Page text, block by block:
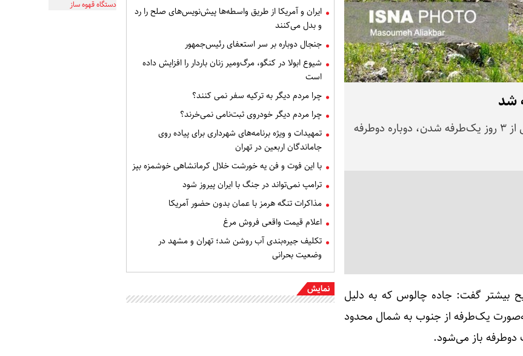
شد
رئیس پلیس راه راهور فراجا اعلام کرد: جاده چالوس پس از ۳ روز یک‌طرفه شدن، دوباره دوطرفه
بیشتر گفت: جاده چالوس که به دلیل
و وضعیت خاص در کشور، به مدت ۳ روز به‌صورت یک‌طرفه از جنوب به شمال محدود
ایران و آمریکا از طریق واسطه‌ها پیش‌نویس‌های صلح را رد
و بدل می‌کنند
جنجال دوباره بر سر استعفای رئیس‌جمهور
شیوع ابولا در کنگو، مرگ‌ومیر زنان باردار را افزایش داده
است
چرا مردم دیگر به ترکیه سفر نمی کنند؟
چرا مردم دیگر خودروی ثبت‌نامی نمی‌خرند؟
تمهیدات و ویژه برنامه‌های شهرداری برای پیاده روی
جاماندگان اربعین در تهران
با این فوت و فن یه خورشت خلال کرمانشاهی خوشمزه بپز
ترامپ نمی‌تواند در جنگ با ایران پیروز شود
مذاکرات تنگه هرمز با عمان بدون حضور آمریکا
اعلام قیمت واقعی فروش مرغ
تکلیف جیره‌بندی آب روشن شد؛ تهران و مشهد در
وضعیت بحرانی
نمایش
دستگاه قهوه ساز